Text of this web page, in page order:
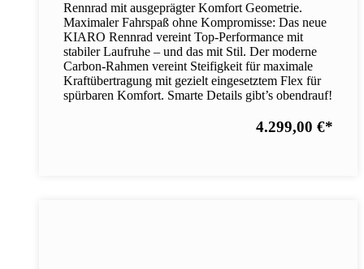
Rennrad mit ausgeprägter Komfort Geometrie.
Maximaler Fahrspaß ohne Kompromisse: Das neue
KIARO Rennrad vereint Top-Performance mit
stabiler Laufruhe – und das mit Stil. Der moderne
Carbon-Rahmen vereint Steifigkeit für maximale
Kraftübertragung mit gezielt eingesetztem Flex für
spürbaren Komfort. Smarte Details gibt’s obendrauf!
4.299,00 €*